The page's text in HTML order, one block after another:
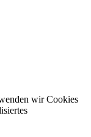
wir Cookies